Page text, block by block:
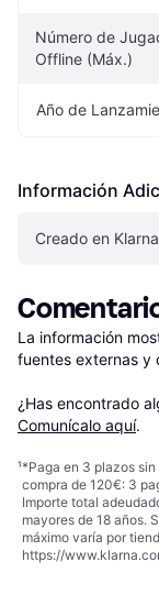
Número de
Offline (Máx.)
Año de
Información
Creado en Klarna
La información
fuentes externas y
¿Has encontrado
Comunícalo aquí.
¹*Paga en 3 plazos
compra de 120€: 3
Importe total
mayores de 18 años.
máximo varía por
https://